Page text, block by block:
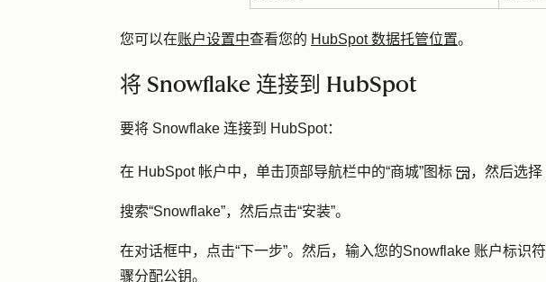
您可以在账户设置中查看您的 HubSpot 数据托管位置。
将 Snowflake 连接到 HubSpot
要将 Snowflake 连接到 HubSpot：
在 HubSpot 帐户中，单击顶部导航栏中的“商城”图标 ，然后选择
搜索“Snowflake”，然后点击“安装”。
在对话框中，点击“下一步”。然后，输入您的Snowflake 账户标识符
骤分配公钥。